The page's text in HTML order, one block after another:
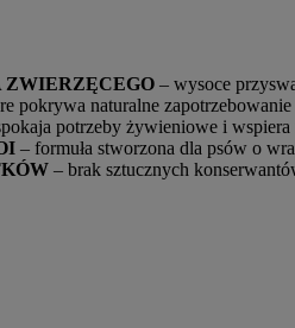
ZWIERZĘCEGO – wysoce
pokrywa naturalne
potrzeby żywieniowe i
– formuła stworzona dla psów o
– brak sztucznych